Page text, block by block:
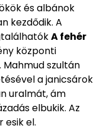
és albánok
kezdődik. A
A fehér
központi
Mahmud szultán
a janicsárok
uralmát, ám
elbukik. Az
esik el.